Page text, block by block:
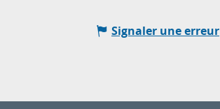
Signaler une erreur